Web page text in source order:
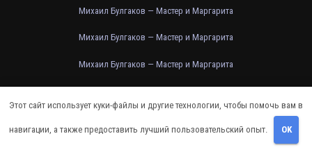
Михаил Булгаков — Мастер и Маргарита
Михаил Булгаков — Мастер и Маргарита
Михаил Булгаков — Мастер и Маргарита
Этот сайт использует куки-файлы и другие технологии, чтобы помочь вам в
навигации, а также предоставить лучший пользовательский опыт. OK